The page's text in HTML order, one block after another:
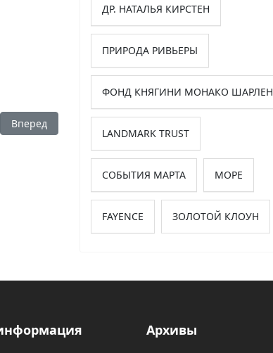
Следующий: Калейдоскоп новостей
Вперед
ДР. НАТАЛЬЯ КИРСТЕН
ПРИРОДА РИВЬЕРЫ
ФОНД КНЯГИНИ МОНАКО ШАРЛЕН
LANDMARK TRUST
СОБЫТИЯ МАРТА МОРЕ
FAYENCE ЗОЛОТОЙ КЛОУН
Архивы